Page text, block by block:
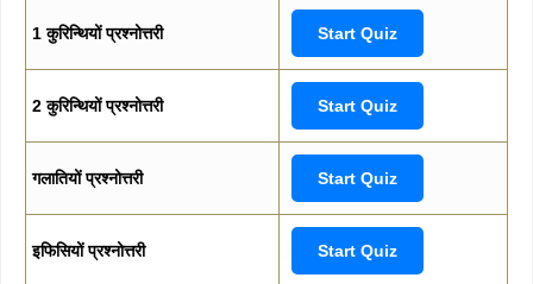
1 कुरिन्थियों प्रश्नोत्तरी Start Quiz
2 कुरिन्थियों प्रश्नोत्तरी Start Quiz
गलातियों प्रश्नोत्तरी Start Quiz
इफिसियों प्रश्नोत्तरी Start Quiz